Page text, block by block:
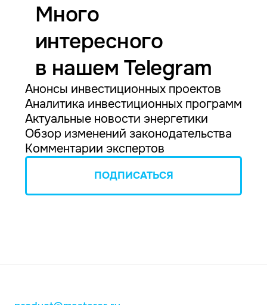
Много
интересного
в нашем Telegram
Анонсы инвестиционных проектов
Аналитика инвестиционных программ
Актуальные новости энергетики
Обзор изменений законодательства
Комментарии экспертов
ПОДПИСАТЬСЯ